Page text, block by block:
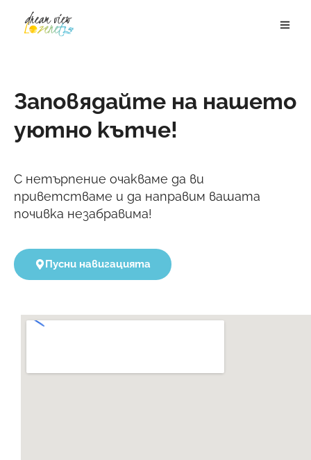
Заповядайте на нашето
уютно кътче!
С нетърпение очакваме да ви
приветстваме и да направим вашата
почивка незабравима!
Пусни навигацията